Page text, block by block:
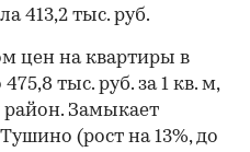
413,2 тыс. руб.
цен на квартиры в
тыс. руб. за 1 кв. м,
район. Замыкает
(рост на 13%, до